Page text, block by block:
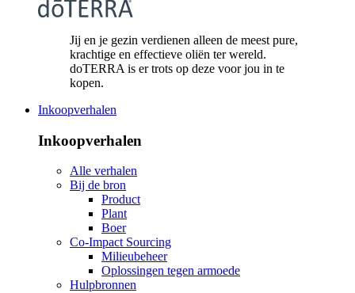
Jij en je gezin verdienen alleen de meest pure,
krachtige en effectieve oliën ter wereld.
doTERRA is er trots op deze voor jou in te
kopen.
Inkoopverhalen
Inkoopverhalen
Alle verhalen
Bij de bron
Product
Plant
Boer
Co-Impact Sourcing
Milieubeheer
Oplossingen tegen armoede
Hulpbronnen